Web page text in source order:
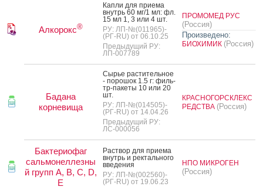
Алкорокс®
Кап­ли для при­ема
внутрь 60 мг/1 мл: фл.
15 мл 1, 3 или 4 шт.
РУ: ЛП-№(011965)-
(РГ-RU) от 06.10.25
Предыдущий РУ:
ЛП-007789
ПРОМОМЕД РУС
(Россия)
Произведено:
БИОХИМИК (Россия)
Бадана
корневища
Сырье рас­ти­тель­ное
- по­рошок 1.5 г: филь­
тр-па­кеты 10 или 20
шт.
РУ: ЛП-№(014505)-
(РГ-RU) от 14.04.26
Предыдущий РУ:
ЛС-000056
КРАСНОГОРСКЛЕКС
РЕДСТВА (Россия)
Бактериофаг
сальмонеллезны
й групп A, B, C, D,
E
Рас­твор для при­ема
внутрь и рек­таль­но­го
вве­дения
РУ: ЛП-№(002560)-
(РГ-RU) от 19.06.23
НПО МИКРОГЕН
(Россия)